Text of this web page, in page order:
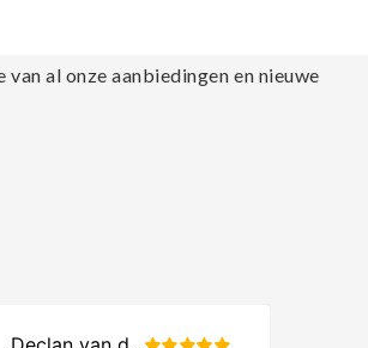
al onze aanbiedingen en nieuwe